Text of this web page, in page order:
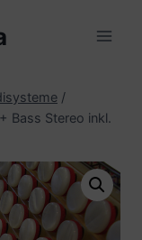
/
Bass Stereo inkl.